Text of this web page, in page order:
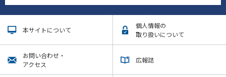
本サイトについて
個人情報の
取り扱いについて
お問い合わせ・
アクセス
広報誌
学内向け情報
CLOSE